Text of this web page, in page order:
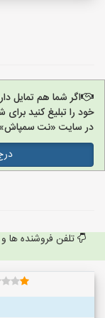
اگر شما هم تمایل
خود را تبلیغ کنید
در سایت «نت سمپاش»
تلفن فروشنده ها